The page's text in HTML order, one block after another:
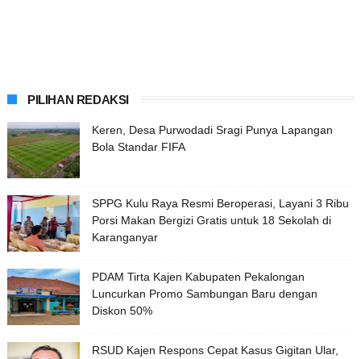
PILIHAN REDAKSI
Keren, Desa Purwodadi Sragi Punya Lapangan
Bola Standar FIFA
SPPG Kulu Raya Resmi Beroperasi, Layani 3 Ribu
Porsi Makan Bergizi Gratis untuk 18 Sekolah di
Karanganyar
PDAM Tirta Kajen Kabupaten Pekalongan
Luncurkan Promo Sambungan Baru dengan
Diskon 50%
RSUD Kajen Respons Cepat Kasus Gigitan Ular,